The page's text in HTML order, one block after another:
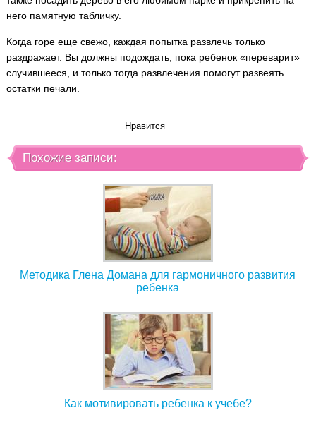
него памятную табличку.
Когда горе еще свежо, каждая попытка развлечь только
раздражает. Вы должны подождать, пока ребенок «переварит»
случившееся, и только тогда развлечения помогут развеять
остатки печали.
Нравится
Похожие записи:
Методика Глена Домана для гармоничного развития
ребенка
Как мотивировать ребенка к учебе?